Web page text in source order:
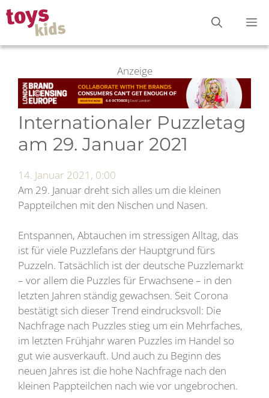
Zum
Inhalt
springen
Anzeige
Internationaler Puzzletag
am 29. Januar 2021
14. Januar 2021, 0:00
Am 29. Januar dreht sich alles um die kleinen
Pappteilchen mit den Nischen und Nasen.
Entspannen, Abtauchen im stressigen Alltag, das
ist für viele Puzzlefans der Hauptgrund fürs
Puzzeln. Tatsächlich ist der deutsche Puzzlemarkt
– vor allem die Puzzles für Erwachsene – in den
letzten Jahren ständig gewachsen. Seit Corona
bestätigt sich dieser Trend eindrucksvoll: Die
Nachfrage nach Puzzles stieg um ein Mehrfaches,
im letzten Frühjahr waren Puzzles im Handel so
gut wie ausverkauft. Und auch zu Beginn des
neuen Jahres ist die hohe Nachfrage nach den
kleinen Pappteilchen nach wie vor ungebrochen.